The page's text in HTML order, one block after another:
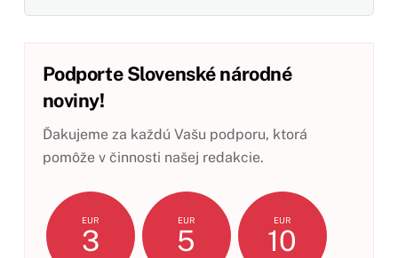
Podporte Slovenské národné
noviny!
Ďakujeme za každú Vašu podporu, ktorá
pomôže v činnosti našej redakcie.
EUR
3
EUR
5
EUR
10